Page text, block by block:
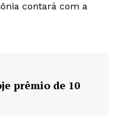
contará com a
prêmio de 10